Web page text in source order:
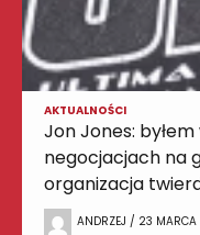
AKTUALNOŚCI
Jon Jones:
negocjacjach na
organizacja
ANDRZEJ / 23